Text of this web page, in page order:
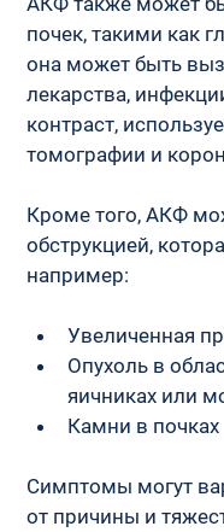
почек, такими как
она может быть
лекарства,
контраст,
томографии и
Кроме того, АКФ
обструкцией,
например:
Увеличенная
Опухоль в
яичниках или
Камни в почках
Симптомы могут
от причины и